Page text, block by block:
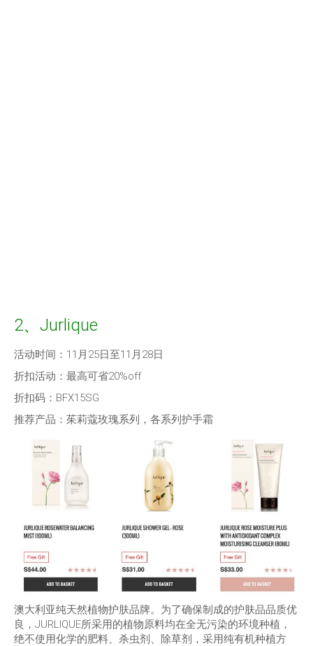
2、Jurlique
活动时间：11月25日至11月28日
折扣活动：最高可省20%off
折扣码：BFX15SG
推荐产品：茱莉蔻玫瑰系列，各系列护手霜
澳大利亚纯天然植物护肤品牌。为了确保制成的护肤品品质优
良，JURLIQUE所采用的植物原料均在全无污染的环境种植，
绝不使用化学的肥料、杀虫剂、除草剂，采用纯有机种植方